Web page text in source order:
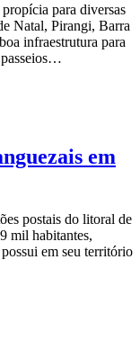
para diversas
Natal, Pirangi, Barra
infraestrutura para
passeios…
em
postais do litoral de
mil habitantes,
em seu território